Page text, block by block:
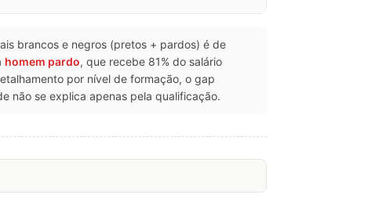
brancos e negros (pretos + pardos) é de
homem pardo, que recebe 81% do salário
por nível de formação, o gap
não se explica apenas pela qualificação.